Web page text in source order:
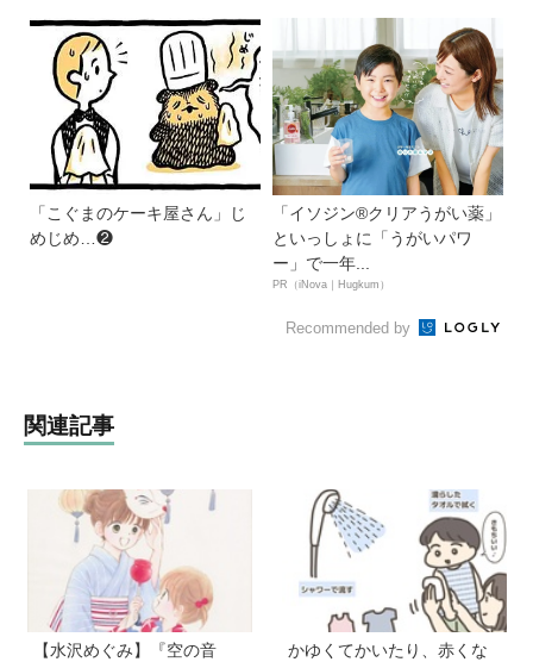
「こぐまのケーキ屋さん」じ
めじめ…❷
「イソジン®クリアうがい薬」
といっしょに「うがいパワ
ー」で一年...
PR（iNova｜Hugkum）
Recommended by
関連記事
【水沢めぐみ】『空の音
かゆくてかいたり、赤くな